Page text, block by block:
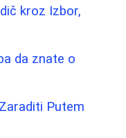
kroz Izbor,
da znate o
Putem